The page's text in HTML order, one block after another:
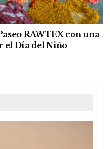
RAWTEX con una
el Día del Niño